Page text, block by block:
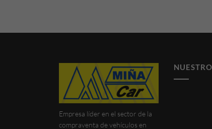
Empresa líder en el sector de la
compraventa de vehículos en